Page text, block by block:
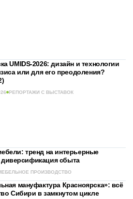
UMIDS-2026: дизайн и технологии
или для его преодоления?
РЕПОРТАЖИ С ВЫСТАВОК
тренд на интерьерные
сбыта
ПРОИЗВОДСТВО
мануфактура Красноярска»: всё
Сибири в замкнутом цикле